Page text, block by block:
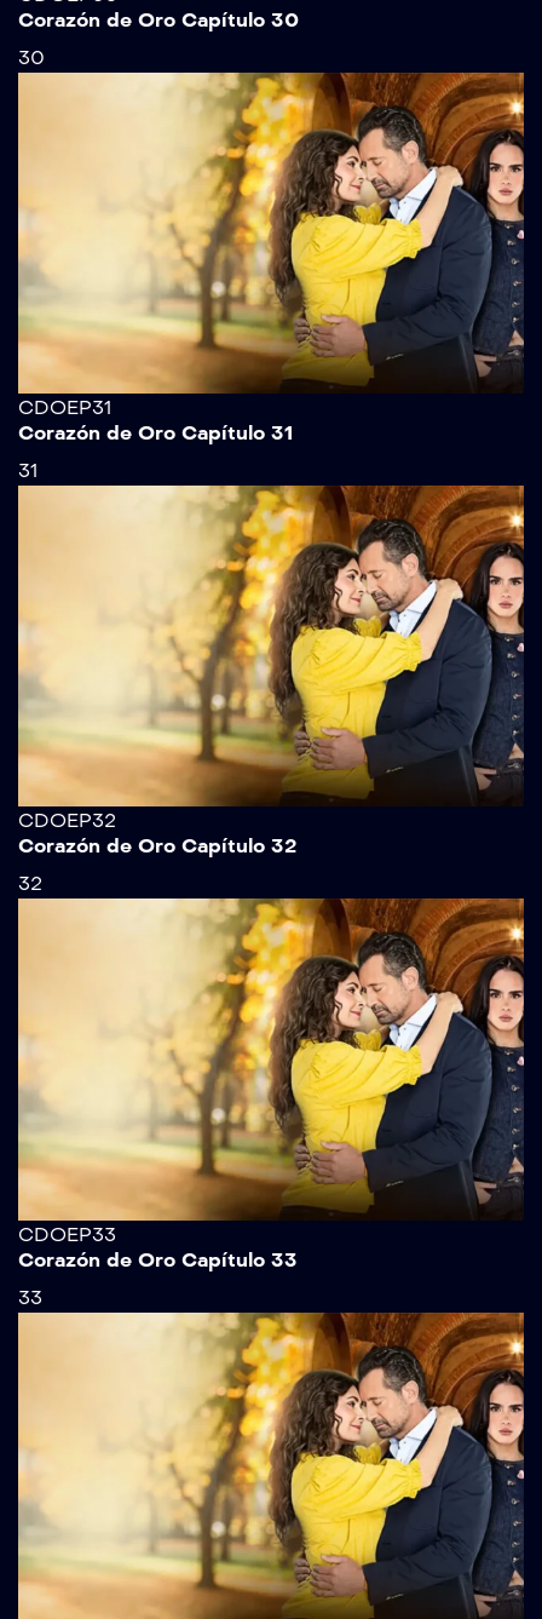
Corazón de Oro Capítulo 30
30
CDOEP31
Corazón de Oro Capítulo 31
31
CDOEP32
Corazón de Oro Capítulo 32
32
CDOEP33
Corazón de Oro Capítulo 33
33